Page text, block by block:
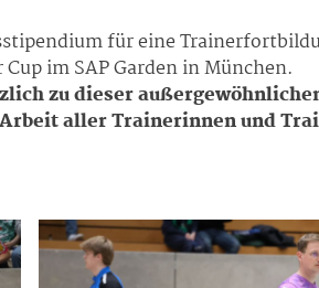
für eine
im SAP Garden in München.
zu dieser
aller Trainerinnen und